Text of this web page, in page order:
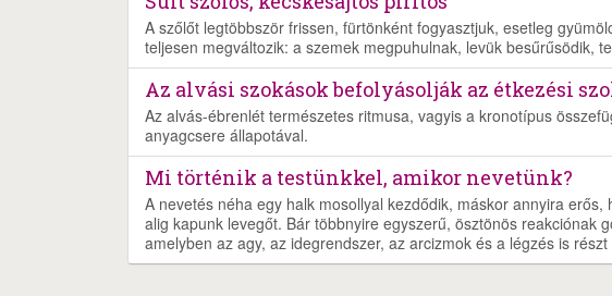
A szőlőt legtöbbször frissen, fürtönként fogyasztjuk, esetleg
teljesen megváltozik: a szemek megpuhulnak, levük besűrűsödik,
Az alvási szokások befolyásolják az étkezési
Az alvás-ébrenlét természetes ritmusa, vagyis a kronotípus
anyagcsere állapotával.
Mi történik a testünkkel, amikor nevetünk?
A nevetés néha egy halk mosollyal kezdődik, máskor annyira
alig kapunk levegőt. Bár többnyire egyszerű, ösztönös reakciónak
amelyben az agy, az idegrendszer, az arcizmok és a légzés is részt